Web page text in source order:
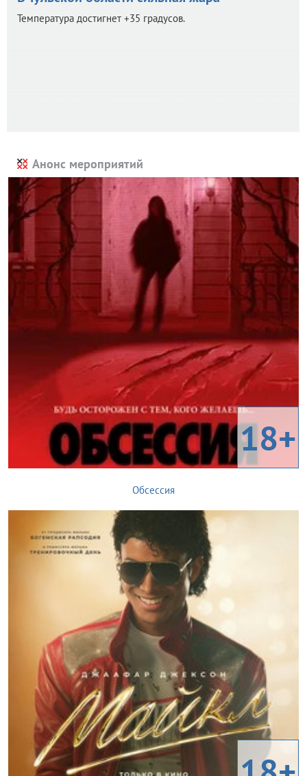
Температура достигнет +35 градусов.
Анонс мероприятий
18+
Обсессия